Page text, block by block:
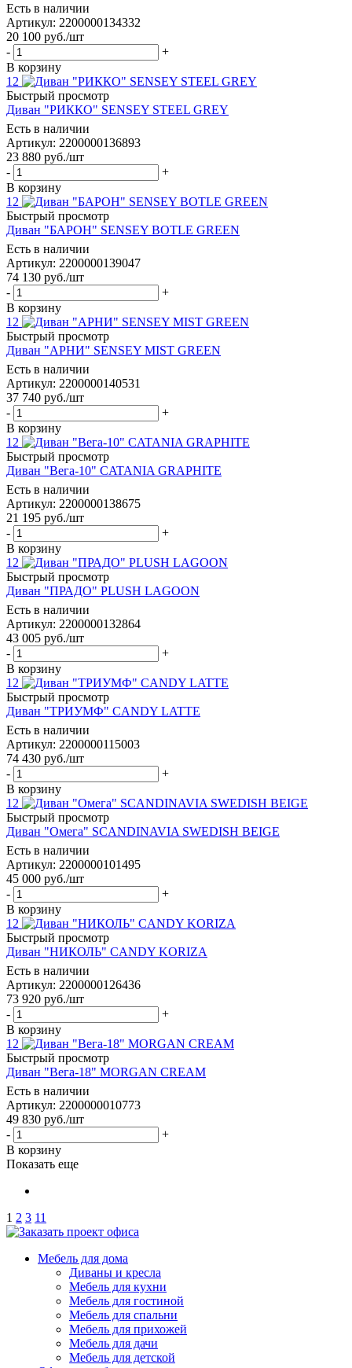
Есть в наличии
Артикул: 2200000134332
20 100 руб./шт
-
+
В корзину
12
Быстрый просмотр
Диван "РИККО" SENSEY STEEL GREY
Есть в наличии
Артикул: 2200000136893
23 880 руб./шт
-
+
В корзину
12
Быстрый просмотр
Диван "БАРОН" SENSEY BOTLE GREEN
Есть в наличии
Артикул: 2200000139047
74 130 руб./шт
-
+
В корзину
12
Быстрый просмотр
Диван "АРНИ" SENSEY MIST GREEN
Есть в наличии
Артикул: 2200000140531
37 740 руб./шт
-
+
В корзину
12
Быстрый просмотр
Диван "Вега-10" CATANIA GRAPHITE
Есть в наличии
Артикул: 2200000138675
21 195 руб./шт
-
+
В корзину
12
Быстрый просмотр
Диван "ПРАДО" PLUSH LAGOON
Есть в наличии
Артикул: 2200000132864
43 005 руб./шт
-
+
В корзину
12
Быстрый просмотр
Диван "ТРИУМФ" CANDY LATTE
Есть в наличии
Артикул: 2200000115003
74 430 руб./шт
-
+
В корзину
12
Быстрый просмотр
Диван "Омега" SCANDINAVIA SWEDISH BEIGE
Есть в наличии
Артикул: 2200000101495
45 000 руб./шт
-
+
В корзину
12
Быстрый просмотр
Диван "НИКОЛЬ" CANDY KORIZA
Есть в наличии
Артикул: 2200000126436
73 920 руб./шт
-
+
В корзину
12
Быстрый просмотр
Диван "Вега-18" MORGAN CREAM
Есть в наличии
Артикул: 2200000010773
49 830 руб./шт
-
+
В корзину
Показать еще
1 2 3 11
Мебель для дома
Диваны и кресла
Мебель для кухни
Мебель для гостиной
Мебель для спальни
Мебель для прихожей
Мебель для дачи
Мебель для детской